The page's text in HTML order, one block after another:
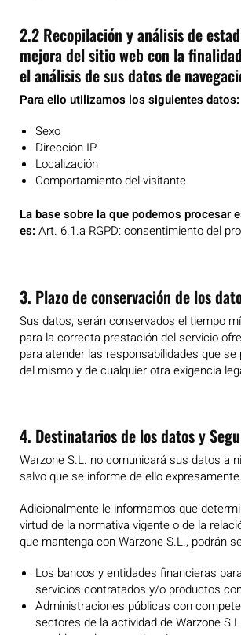
2.2 Recopilación y análisis de
mejora del sitio web con la
el análisis de sus datos de
Para ello utilizamos los siguientes datos:
Sexo
Dirección IP
Localización
Comportamiento del visitante
La base sobre la que podemos procesar
es: Art. 6.1.a RGPD: consentimiento del
3. Plazo de conservación de los
Sus datos, serán conservados el tiempo
para la correcta prestación del servicio
para atender las responsabilidades que se
del mismo y de cualquier otra exigencia
4. Destinatarios de los datos y
Warzone S.L. no comunicará sus datos a
salvo que se informe de ello expresamente.
Adicionalmente le informamos que
virtud de la normativa vigente o de la
que mantenga con Warzone S.L., podrán
Los bancos y entidades financieras
servicios contratados y/o productos
Administraciones públicas con
sectores de la actividad de Warzone